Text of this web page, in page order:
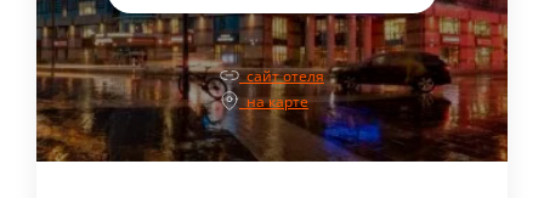
сайт отеля
на карте